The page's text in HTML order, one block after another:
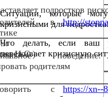
Ситуации, которые
кризисными для
Что делать, если ваш
переживает кризисную
в
Н.С.)
http://
с
https://xn--
подростков
родителям